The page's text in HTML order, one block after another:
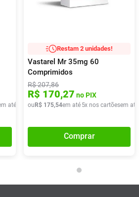
até x deR$ 51,90
Restam 2 unidades!
Vastarel Mr 35mg 60
Comprimidos
R$207,86
R$ 170,27 no PIX
ou R$ 175,54em até 5x nos cartõesem até
Comprar